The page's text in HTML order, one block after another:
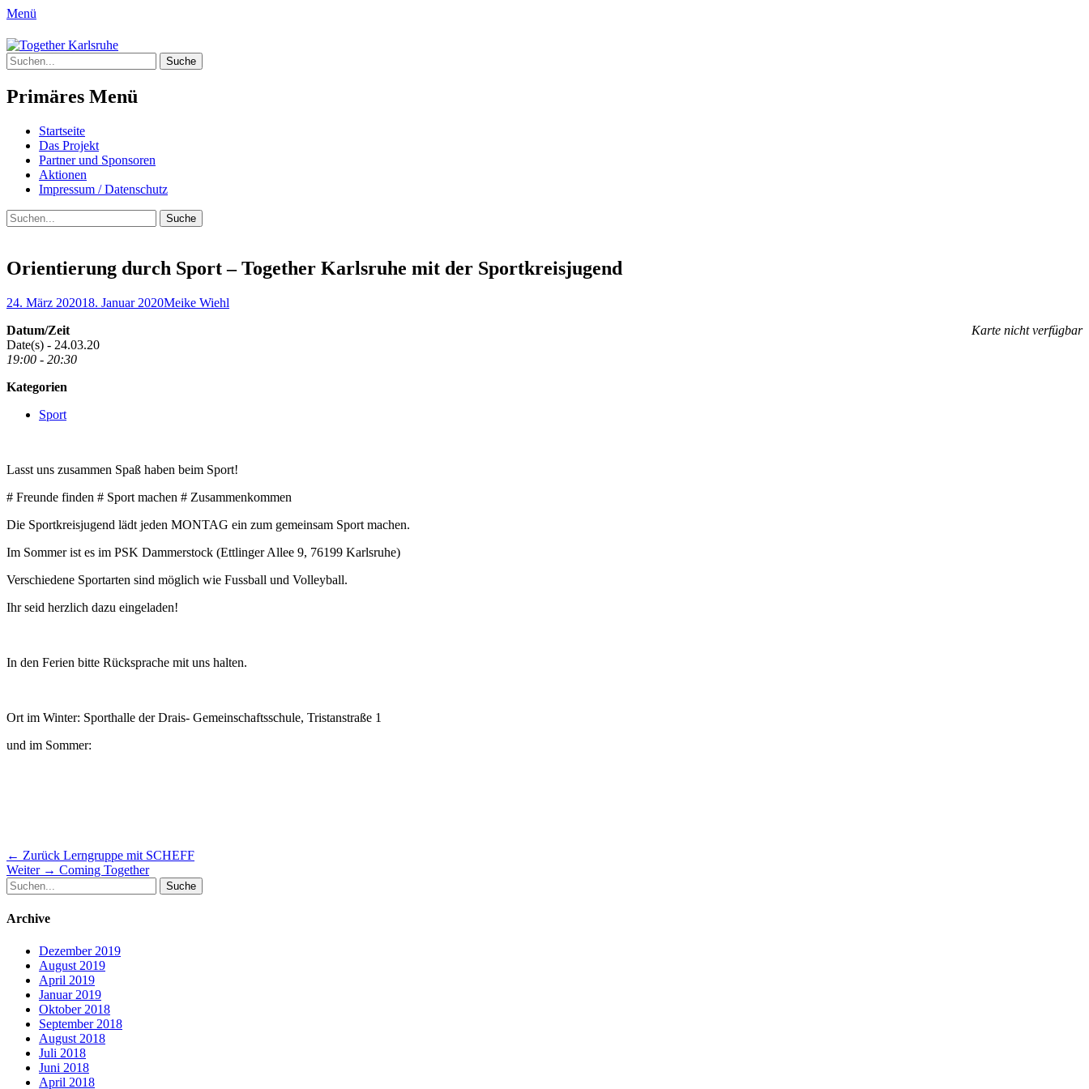
Menü
Together Karlsruhe
Integration von jungen Menschen mit Fluchterfahrung und Migrationshintergrund
Suche
nach:
Primäres Menü
Springe
zum
Inhalt
Startseite
Das Projekt
Partner und Sponsoren
Aktionen
Impressum / Datenschutz
Suchen
Suche
nach:
Orientierung durch Sport – Together Karlsruhe mit der Sportkreisjugend
Posted
24. März 202018. Januar 2020Author
Meike Wiehl
Karte nicht verfügbar
Datum/Zeit
Date(s) - 24.03.20
19:00 - 20:30
Kategorien
Sport
Lasst uns zusammen Spaß haben beim Sport!
# Freunde finden # Sport machen # Zusammenkommen
Die Sportkreisjugend lädt jeden MONTAG ein zum gemeinsam Sport machen.
Im Sommer ist es im PSK Dammerstock (Ettlinger Allee 9, 76199 Karlsruhe)
Verschiedene Sportarten sind möglich wie Fussball und Volleyball.
Ihr seid herzlich dazu eingeladen!
In den Ferien bitte Rücksprache mit uns halten.
Ort im Winter: Sporthalle der Drais- Gemeinschaftsschule, Tristanstraße 1
und im Sommer:
Beitragsnavigation
← Zurück Vorheriger
Beitrag:
Lerngruppe mit SCHEFF
Weiter → Nächster
Coming Together
Suche
nach:
Archive
Dezember 2019
August 2019
April 2019
Januar 2019
Oktober 2018
September 2018
August 2018
Juli 2018
Juni 2018
April 2018